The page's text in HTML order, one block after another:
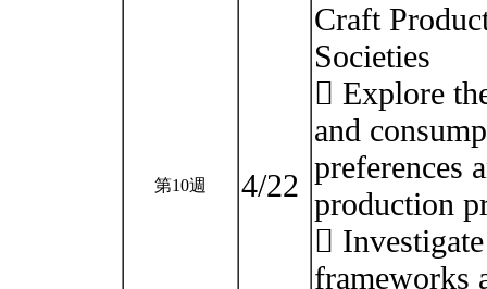
第10週 4/22
Craft
Societies
 Explore
and
preferences
production

frameworks